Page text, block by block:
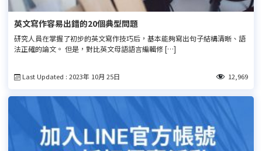
英文寫作容易出錯的20個典型問題
研究人員在掌握了初步的英文寫作技巧后，基本能夠寫出句子結構清晰、語
法正確的論文。 但是，對比英文母語語言編輯修 […]
Last Updated : 2023年 10月 25日 12,969